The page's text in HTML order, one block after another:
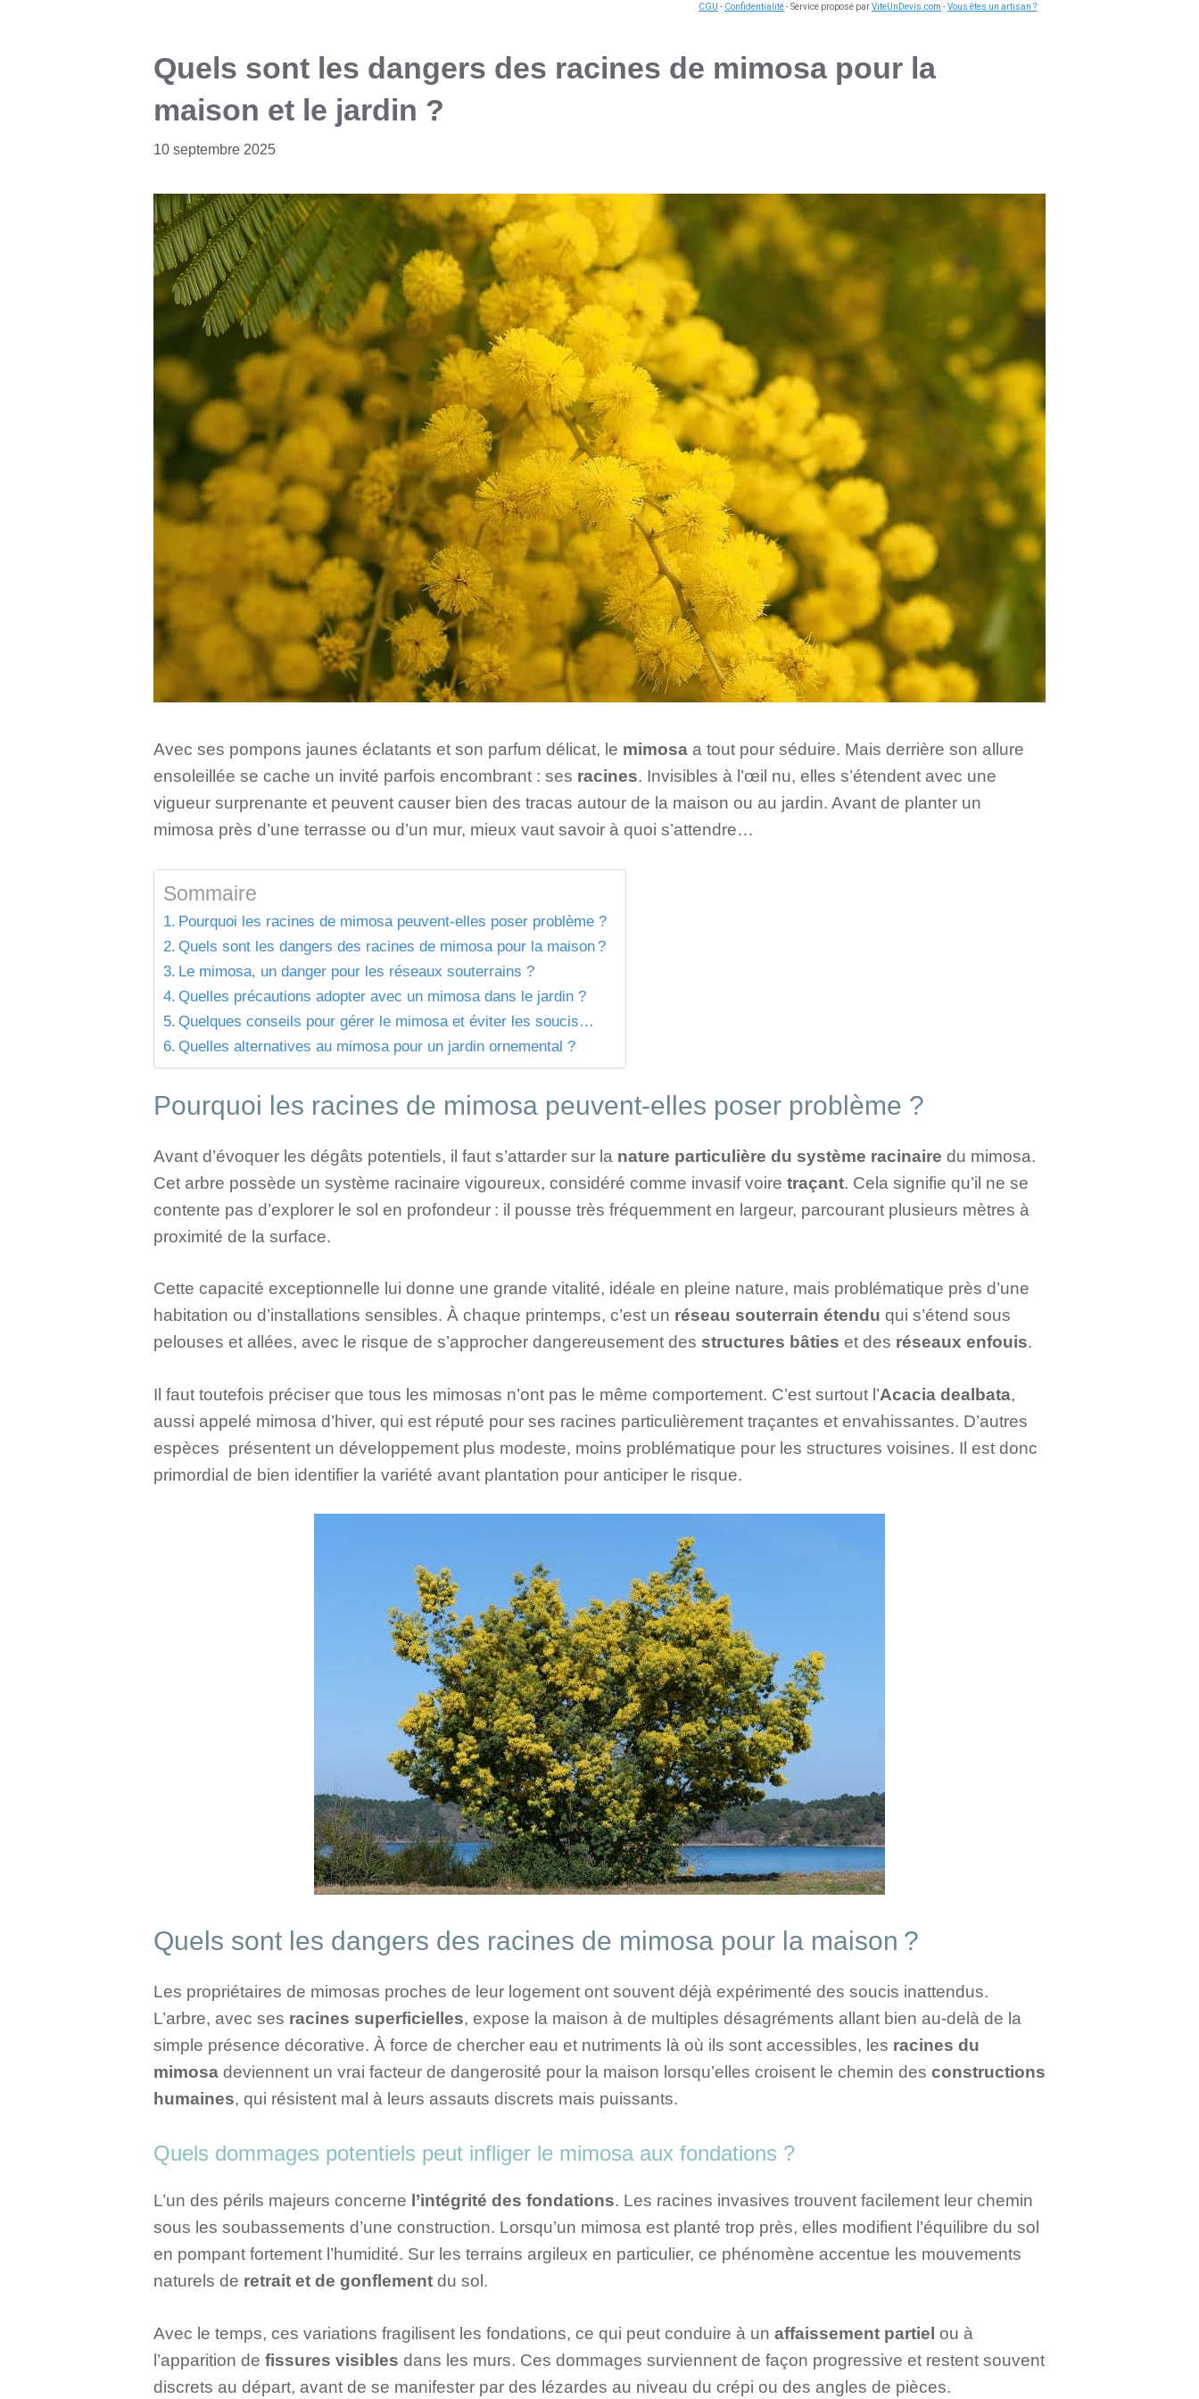
CGU - Confidentialité- Service proposé parViteUnDevis.com -Vous êtes un artisan ?
Quels sont les dangers des racines de mimosa pour la
maison et le jardin ?
10 septembre 2025
Avec ses pompons jaunes éclatants et son parfum délicat, le mimosa a tout pour séduire. Mais derrière son allure
ensoleillée se cache un invité parfois encombrant : ses racines. Invisibles à l’œil nu, elles s’étendent avec une
vigueur surprenante et peuvent causer bien des tracas autour de la maison ou au jardin. Avant de planter un
mimosa près d’une terrasse ou d’un mur, mieux vaut savoir à quoi s’attendre…
Sommaire
Pourquoi les racines de mimosa peuvent-elles poser problème ?
Quels sont les dangers des racines de mimosa pour la maison ?
Le mimosa, un danger pour les réseaux souterrains ?
Quelles précautions adopter avec un mimosa dans le jardin ?
Quelques conseils pour gérer le mimosa et éviter les soucis…
Quelles alternatives au mimosa pour un jardin ornemental ?
Pourquoi les racines de mimosa peuvent-elles poser problème ?
Avant d’évoquer les dégâts potentiels, il faut s’attarder sur la nature particulière du système racinaire du mimosa.
Cet arbre possède un système racinaire vigoureux, considéré comme invasif voire traçant. Cela signifie qu’il ne se
contente pas d’explorer le sol en profondeur : il pousse très fréquemment en largeur, parcourant plusieurs mètres à
proximité de la surface.
Cette capacité exceptionnelle lui donne une grande vitalité, idéale en pleine nature, mais problématique près d’une
habitation ou d’installations sensibles. À chaque printemps, c’est un réseau souterrain étendu qui s’étend sous
pelouses et allées, avec le risque de s’approcher dangereusement des structures bâties et des réseaux enfouis.
Il faut toutefois préciser que tous les mimosas n’ont pas le même comportement. C’est surtout l’Acacia dealbata,
aussi appelé mimosa d’hiver, qui est réputé pour ses racines particulièrement traçantes et envahissantes. D’autres
espèces présentent un développement plus modeste, moins problématique pour les structures voisines. Il est donc
primordial de bien identifier la variété avant plantation pour anticiper le risque.
Quels sont les dangers des racines de mimosa pour la maison ?
Les propriétaires de mimosas proches de leur logement ont souvent déjà expérimenté des soucis inattendus.
L’arbre, avec ses racines superficielles, expose la maison à de multiples désagréments allant bien au-delà de la
simple présence décorative. À force de chercher eau et nutriments là où ils sont accessibles, les racines du
mimosa deviennent un vrai facteur de dangerosité pour la maison lorsqu’elles croisent le chemin des constructions
humaines, qui résistent mal à leurs assauts discrets mais puissants.
Quels dommages potentiels peut infliger le mimosa aux fondations ?
L’un des périls majeurs concerne l’intégrité des fondations. Les racines invasives trouvent facilement leur chemin
sous les soubassements d’une construction. Lorsqu’un mimosa est planté trop près, elles modifient l’équilibre du sol
en pompant fortement l’humidité. Sur les terrains argileux en particulier, ce phénomène accentue les mouvements
naturels de retrait et de gonflement du sol.
Avec le temps, ces variations fragilisent les fondations, ce qui peut conduire à un affaissement partiel ou à
l’apparition de fissures visibles dans les murs. Ces dommages surviennent de façon progressive et restent souvent
discrets au départ, avant de se manifester par des lézardes au niveau du crépi ou des angles de pièces.